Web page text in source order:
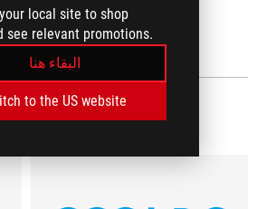
local site to shop
see relevant promotions.
البقاء هنا
to the US website
اظهار الكل
REVIEWS